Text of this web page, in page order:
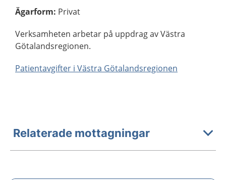
Ägarform: Privat
Verksamheten arbetar på uppdrag av Västra
Götalandsregionen.
Patientavgifter i Västra Götalandsregionen
Relaterade mottagningar